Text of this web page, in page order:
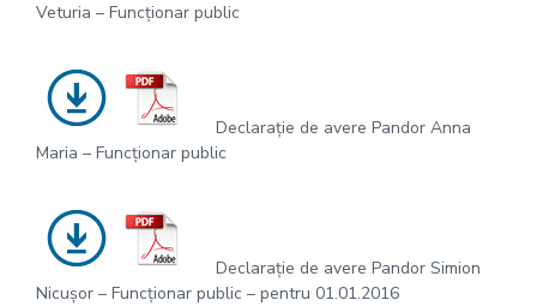
Veturia – Funcționar public
Declarație de avere Pandor Anna
Maria – Funcționar public
Declarație de avere Pandor Simion
Nicușor – Funcționar public – pentru 01.01.2016